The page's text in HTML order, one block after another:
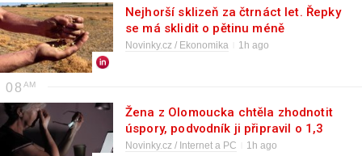
Nejhorší sklizeň za čtrnáct let. Řepky
se má sklidit o pětinu méně
Novinky.cz / Ekonomika 1h ago
08
Žena z Olomoucka chtěla zhodnotit
úspory, podvodník ji připravil o 1,3
milionu korun
Novinky.cz / Internet a PC 1h ago